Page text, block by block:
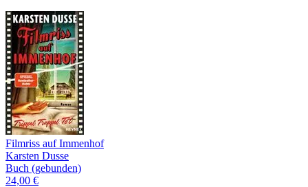
Filmriss auf Immenhof
Karsten Dusse
Buch (gebunden)
24,00 €